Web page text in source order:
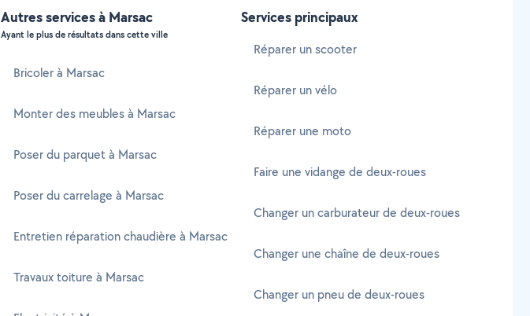
Autres services à Marsac
Ayant le plus de résultats dans cette ville
Bricoler à Marsac
Monter des meubles à Marsac
Poser du parquet à Marsac
Poser du carrelage à Marsac
Entretien réparation chaudière à Marsac
Travaux toiture à Marsac
Services principaux
Réparer un scooter
Réparer un vélo
Réparer une moto
Faire une vidange de deux-roues
Changer un carburateur de deux-roues
Changer une chaîne de deux-roues
Changer un pneu de deux-roues